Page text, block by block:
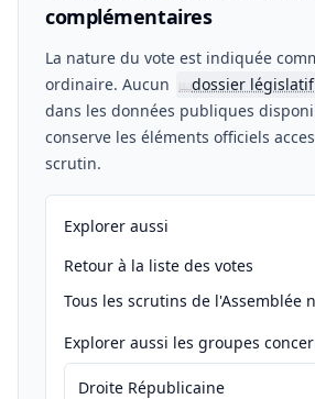
complémentaires
La nature du vote est indiquée
ordinaire. Aucun
📖dossier législatif
dans les données publiques
conserve les éléments officiels
scrutin.
Explorer aussi
Retour à la liste des votes
Tous les scrutins de l'Assemblée
Explorer aussi les groupes
Droite Républicaine